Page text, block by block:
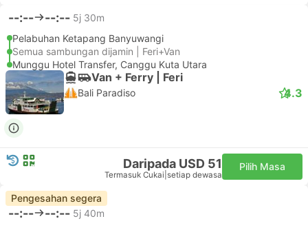
--:-- --:-- 5j 30m
Pelabuhan Ketapang Banyuwangi
Semua sambungan dijamin | Feri+Van
Munggu Hotel Transfer, Canggu Kuta Utara
Van + Ferry | Feri
Bali Paradiso 4.3
Daripada USD 51
Termasuk Cukai setiap dewasa
Pilih Masa
Pengesahan segera
--:-- --:-- 5j 40m